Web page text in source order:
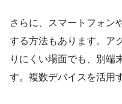
さらに、スマートフォン
する方法もあります。ア
りにくい場面でも、別端
す。複数デバイスを活用